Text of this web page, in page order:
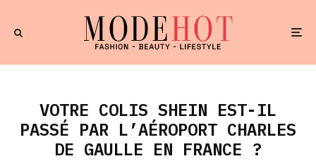
VOTRE COLIS SHEIN EST-IL
PASSÉ PAR L’AÉROPORT CHARLES
DE GAULLE EN FRANCE ?